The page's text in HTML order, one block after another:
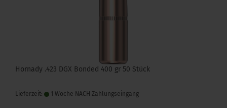
Hornady .423 DGX Bonded 400 gr 50 Stück
Lieferzeit: 1 Woche NACH Zahlungseingang